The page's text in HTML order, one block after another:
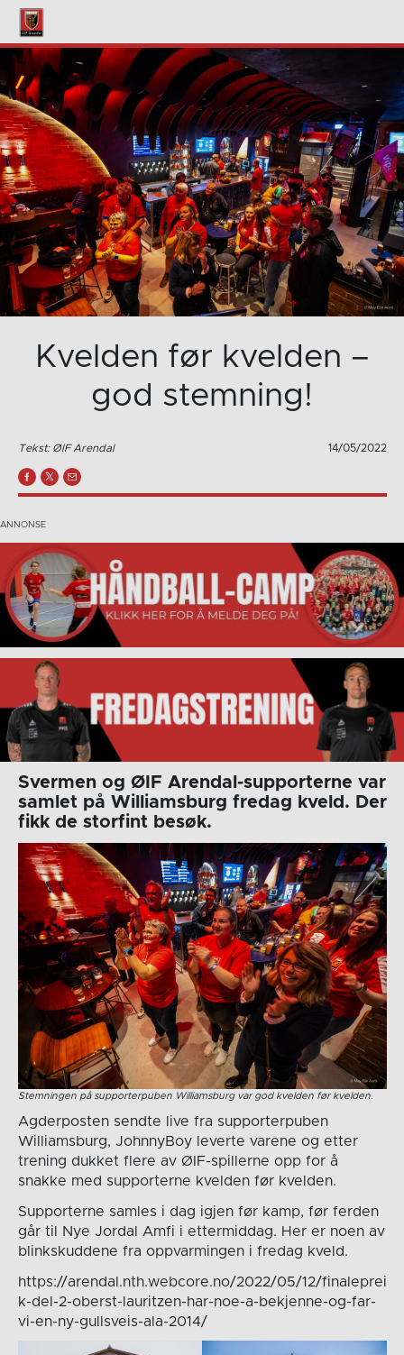
Kvelden før kvelden –
god stemning!
Tekst: ØIF Arendal 14/05/2022
Svermen og ØIF Arendal-supporterne var
samlet på Williamsburg fredag kveld. Der
fikk de storfint besøk.
Stemningen på supporterpuben Williamsburg var god kvelden før kvelden.
Agderposten sendte live fra supporterpuben
Williamsburg, JohnnyBoy leverte varene og etter
trening dukket flere av ØIF-spillerne opp for å
snakke med supporterne kvelden før kvelden.
Supporterne samles i dag igjen før kamp, før ferden
går til Nye Jordal Amfi i ettermiddag. Her er noen av
blinkskuddene fra oppvarmingen i fredag kveld.
https://arendal.nth.webcore.no/2022/05/12/finaleprei
k-del-2-oberst-lauritzen-har-noe-a-bekjenne-og-far-
vi-en-ny-gullsveis-ala-2014/